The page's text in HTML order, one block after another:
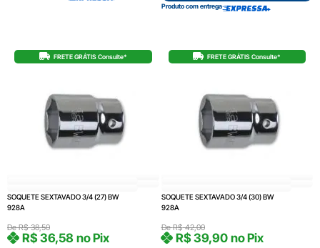
Produto com entrega
FRETE GRÁTIS Consulte*
SOQUETE SEXTAVADO 3/4 (27) BW
928A
DeR$38,50
R$36,58 no Pix
FRETE GRÁTIS Consulte*
SOQUETE SEXTAVADO 3/4 (30) BW
928A
DeR$42,00
R$39,90 no Pix